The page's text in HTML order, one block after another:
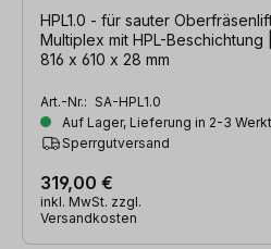
HPL1.0 - für sauter
Multiplex mit HPL-
816 x 610 x 28 mm
Art.-Nr.: SA-HPL1.0
Auf Lager, Lieferung in 2-3
Sperrgutversand
319,00 €
inkl. MwSt. zzgl.
Versandkosten